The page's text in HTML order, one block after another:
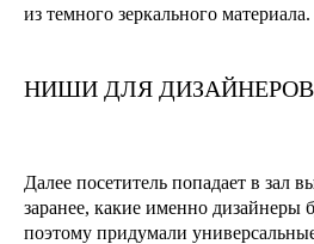
из темного зеркального материала.
НИШИ ДЛЯ ДИЗАЙНЕРОВ
Далее посетитель попадает в зал
заранее, какие именно дизайнеры
поэтому придумали